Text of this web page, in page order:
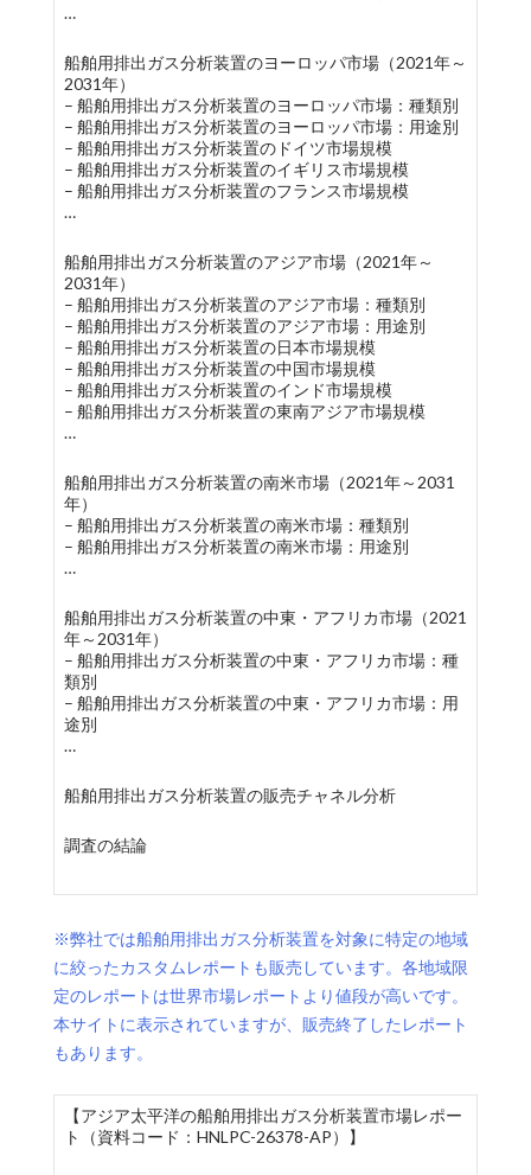
…
船舶用排出ガス分析装置のヨーロッパ市場（2021年～
2031年）
– 船舶用排出ガス分析装置のヨーロッパ市場：種類別
– 船舶用排出ガス分析装置のヨーロッパ市場：用途別
– 船舶用排出ガス分析装置のドイツ市場規模
– 船舶用排出ガス分析装置のイギリス市場規模
– 船舶用排出ガス分析装置のフランス市場規模
…
船舶用排出ガス分析装置のアジア市場（2021年～
2031年）
– 船舶用排出ガス分析装置のアジア市場：種類別
– 船舶用排出ガス分析装置のアジア市場：用途別
– 船舶用排出ガス分析装置の日本市場規模
– 船舶用排出ガス分析装置の中国市場規模
– 船舶用排出ガス分析装置のインド市場規模
– 船舶用排出ガス分析装置の東南アジア市場規模
…
船舶用排出ガス分析装置の南米市場（2021年～2031
年）
– 船舶用排出ガス分析装置の南米市場：種類別
– 船舶用排出ガス分析装置の南米市場：用途別
…
船舶用排出ガス分析装置の中東・アフリカ市場（2021
年～2031年）
– 船舶用排出ガス分析装置の中東・アフリカ市場：種
類別
– 船舶用排出ガス分析装置の中東・アフリカ市場：用
途別
…
船舶用排出ガス分析装置の販売チャネル分析
調査の結論
※弊社では船舶用排出ガス分析装置を対象に特定の地域
に絞ったカスタムレポートも販売しています。各地域限
定のレポートは世界市場レポートより値段が高いです。
本サイトに表示されていますが、販売終了したレポート
もあります。
【アジア太平洋の船舶用排出ガス分析装置市場レポー
ト（資料コード：HNLPC-26378-AP）】